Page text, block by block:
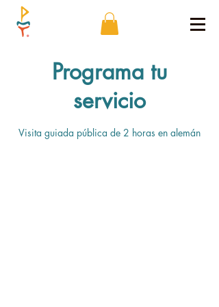
Programa tu
servicio
Visita guiada pública de 2 horas en alemán